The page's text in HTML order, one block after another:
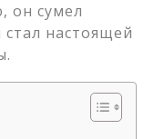
он сумел
настоящей